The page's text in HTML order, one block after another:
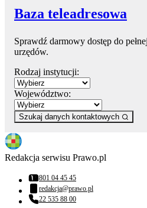
Baza teleadresowa
Sprawdź darmowy dostęp do
urzędów.
Rodzaj instytucji:
Województwo:
Szukaj danych kontaktowych
Redakcja serwisu Prawo.pl
Numer telefonu:
801 04 45 45
Adres email:
redakcja@prawo.pl
Numer telefonu:
22 535 88 00